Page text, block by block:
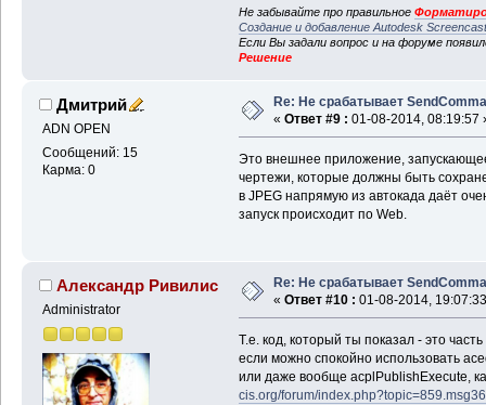
Не забывайте про правильное
Создание и добавление Autodesk
Если Вы задали вопрос и на форуме
Решение
Дмитрий
ADN OPEN
Сообщений: 15
Карма: 0
Re: Не срабатывает
« Ответ #9 : 01-08-2014, 08:19:57
Это внешнее приложение,
чертежи, которые должны быть
в JPEG напрямую из автокада даёт
запуск происходит по Web.
Александр Ривилис
Administrator
Re: Не срабатывает
« Ответ #10 : 01-08-2014,
Т.е. код, который ты показал - это
если можно спокойно использовать
или даже вообще acplPublishExecute,
cis.org/forum/